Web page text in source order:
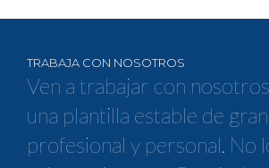
TRABAJA CON NOSOTROS
Ven a trabajar con
una plantilla estable de
profesional y personal. No